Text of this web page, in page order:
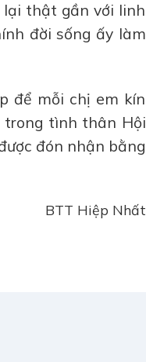
lại thật gần với linh
đời sống ấy làm
để mỗi chị em kín
trong tình thân Hội
đón nhận bằng
BTT Hiệp Nhất